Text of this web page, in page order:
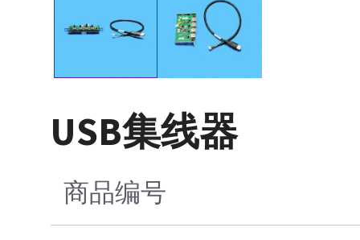
USB集线器
商品编号